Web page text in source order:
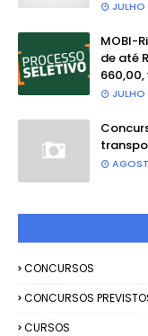
MOBI-
de até
CONCURSOS
CONCURSOS
CURSOS